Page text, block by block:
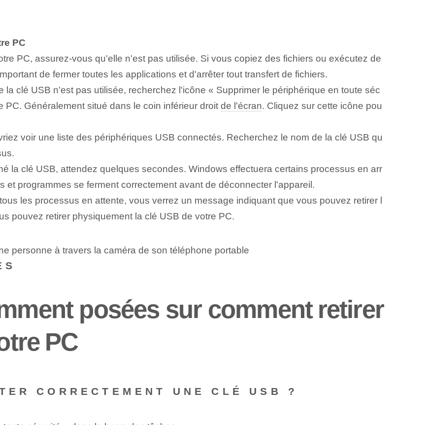
PC
PC, assurez-vous qu'elle n'est pas utilisée. Si vous copiez des fichiers ou exécutez de
de fermer toutes les applications et d'arrêter tout transfert de fichiers.
la clé USB n'est pas utilisée, recherchez l'icône « Supprimer le périphérique en toute séc
Généralement situé dans le coin inférieur droit de l'écran. Cliquez sur cette icône pou
voir une liste des périphériques USB connectés. Recherchez le nom de la clé USB qu
la clé USB, attendez quelques secondes. Windows effectuera certains processus en arr
et programmes se ferment correctement avant de déconnecter l'appareil.
les processus en attente, vous verrez un message indiquant que vous pouvez retirer l
pouvez retirer physiquement la clé USB de votre PC.
personne à travers la caméra de son téléphone portable
posées sur ‌comment⁢ retirer
⁤PC
CORRECTEMENT UNE CLÉ USB ?